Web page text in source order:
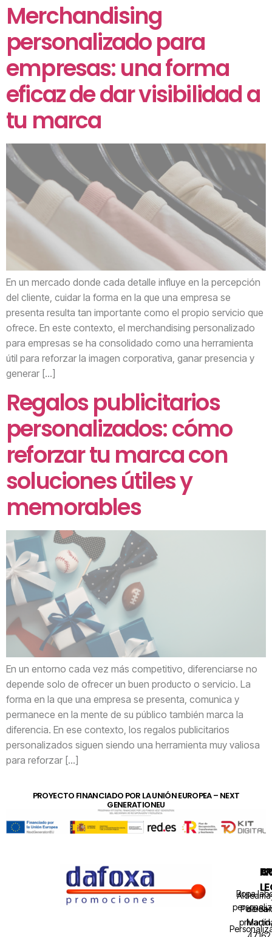
Merchandising
personalizado para
empresas: una forma
eficaz de dar visibilidad a
tu marca
En un mercado donde cada detalle influye en la percepción
del cliente, cuidar la forma en la que una empresa se
presenta resulta tan importante como el propio servicio que
ofrece. En este contexto, el merchandising personalizado
para empresas se ha consolidado como una herramienta
útil para reforzar la imagen corporativa, ganar presencia y
generar […]
Regalos publicitarios
personalizados: cómo
reforzar tu marca con
soluciones útiles y
memorables
En un entorno cada vez más competitivo, diferenciarse no
depende solo de ofrecer un buen producto o servicio. La
forma en la que una empresa se presenta, comunica y
permanece en la mente de su público también marca la
diferencia. En ese contexto, los regalos publicitarios
personalizados siguen siendo una herramienta muy valiosa
para reforzar […]
PROYECTO FINANCIADO POR LA UNIÓN EUROPEA – NEXT
GENERATIONEU
Política
Ropa
de